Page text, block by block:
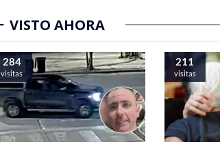
VISTO AHORA
284
visitas
211
visitas